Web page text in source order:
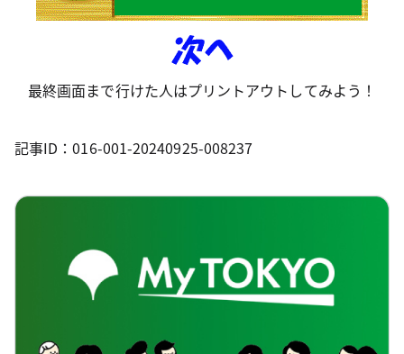
最終画面まで行けた人はプリントアウトしてみよう！
記事ID：016-001-20240925-008237